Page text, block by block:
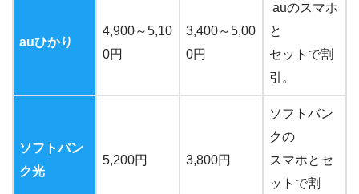
auひかり
4,900～5,10
0円
3,400～5,00
0円
auのスマホ
と
セットで割
引。
ソフトバン
ク光
5,200円 3,800円
ソフトバン
クの
スマホとセ
ットで割